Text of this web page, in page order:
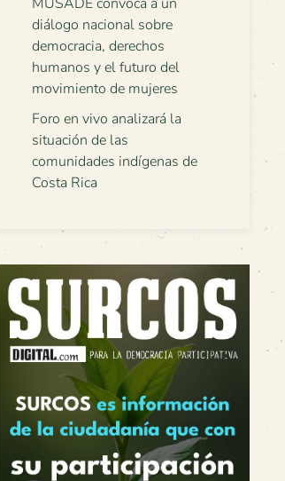
diálogo nacional sobre
democracia, derechos
humanos y el futuro del
movimiento de mujeres
Foro en vivo analizará la
situación de las
comunidades indígenas de
Costa Rica